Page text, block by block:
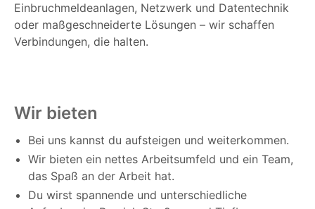
Einbruchmeldeanlagen, Netzwerk und Datentechnik
oder maßgeschneiderte Lösungen – wir schaffen
Verbindungen, die halten.
Wir bieten
Bei uns kannst du aufsteigen und weiterkommen.
Wir bieten ein nettes Arbeitsumfeld und ein Team,
das Spaß an der Arbeit hat.
Du wirst spannende und unterschiedliche